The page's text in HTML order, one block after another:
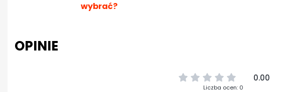
wybrać?
OPINIE
0.00
Liczba ocen: 0